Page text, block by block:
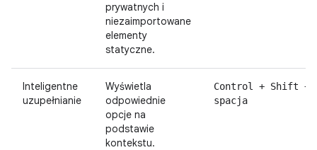
prywatnych i
niezaimportowane
elementy
statyczne.
Inteligentne
uzupełnianie
Wyświetla
odpowiednie
opcje na
podstawie
kontekstu.
Control + Shift +
spacja